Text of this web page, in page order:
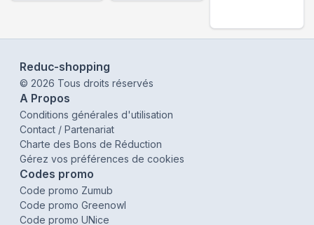
Reduc-shopping
© 2026 Tous droits réservés
A Propos
Conditions générales d'utilisation
Contact / Partenariat
Charte des Bons de Réduction
Gérez vos préférences de cookies
Codes promo
Code promo Zumub
Code promo Greenowl
Code promo UNice